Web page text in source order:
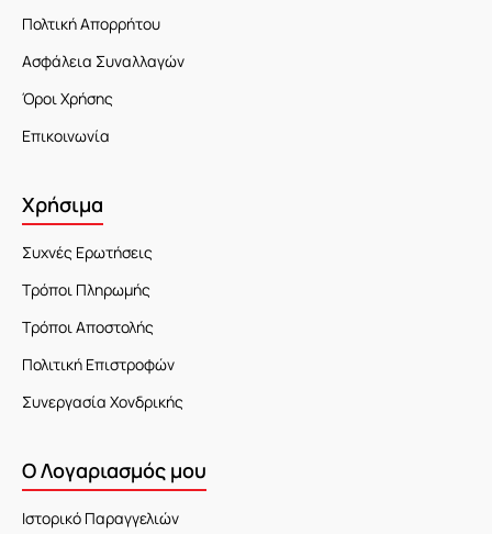
Πολτική Απορρήτου
Ασφάλεια Συναλλαγών
Όροι Χρήσης
Επικοινωνία
Χρήσιμα
Συχνές Ερωτήσεις
Τρόποι Πληρωμής
Τρόποι Αποστολής
Πολιτική Επιστροφών
Συνεργασία Χονδρικής
Ο Λογαριασμός μου
Ιστορικό Παραγγελιών